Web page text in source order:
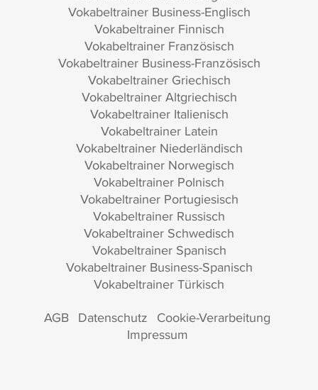
Vokabeltrainer Business-Englisch
Vokabeltrainer Finnisch
Vokabeltrainer Französisch
Vokabeltrainer Business-Französisch
Vokabeltrainer Griechisch
Vokabeltrainer Altgriechisch
Vokabeltrainer Italienisch
Vokabeltrainer Latein
Vokabeltrainer Niederländisch
Vokabeltrainer Norwegisch
Vokabeltrainer Polnisch
Vokabeltrainer Portugiesisch
Vokabeltrainer Russisch
Vokabeltrainer Schwedisch
Vokabeltrainer Spanisch
Vokabeltrainer Business-Spanisch
Vokabeltrainer Türkisch
AGB Datenschutz Cookie-Verarbeitung
Impressum